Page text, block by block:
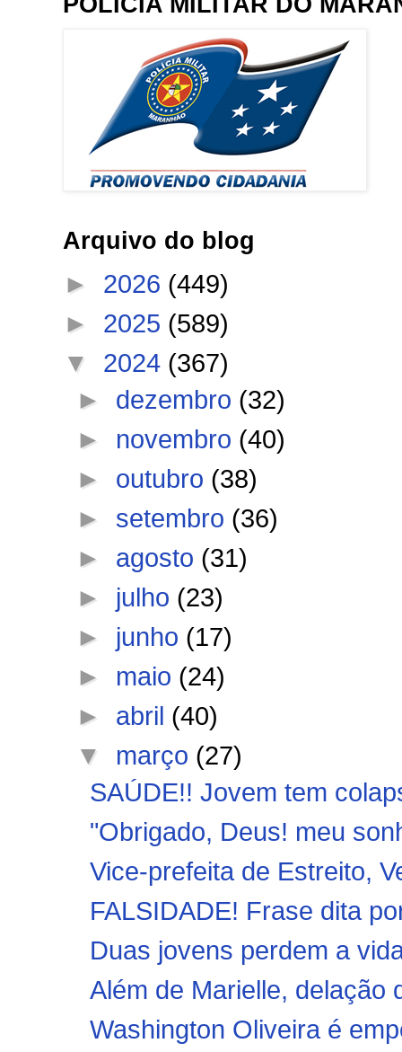
Arquivo do blog
► 2026 (449)
► 2025 (589)
▼ 2024 (367)
► dezembro (32)
► novembro (40)
► outubro (38)
► setembro (36)
► agosto (31)
► julho (23)
► junho (17)
► maio (24)
► abril (40)
▼ março (27)
SAÚDE!! Jovem tem
"Obrigado, Deus! meu
Vice-prefeita de Estreito,
FALSIDADE! Frase dita
Duas jovens perdem a
Além de Marielle, delação
Washington Oliveira é